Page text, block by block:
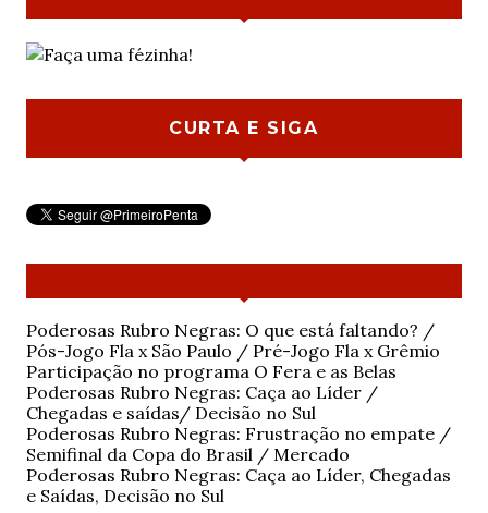
CURTA E SIGA
Poderosas Rubro Negras: O que está faltando? /
Pós-Jogo Fla x São Paulo / Pré-Jogo Fla x Grêmio
Participação no programa O Fera e as Belas
Poderosas Rubro Negras: Caça ao Líder /
Chegadas e saídas/ Decisão no Sul
Poderosas Rubro Negras: Frustração no empate /
Semifinal da Copa do Brasil / Mercado
Poderosas Rubro Negras: Caça ao Líder, Chegadas
e Saídas, Decisão no Sul